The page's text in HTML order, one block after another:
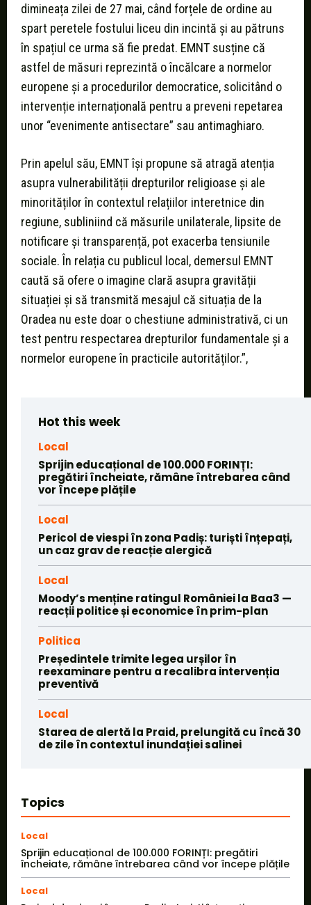
dimineața zilei de 27 mai, când forțele de ordine au
spart peretele fostului liceu din incintă și au pătruns
în spațiul ce urma să fie predat. EMNT susține că
astfel de măsuri reprezintă o încălcare a normelor
europene și a procedurilor democratice, solicitând o
intervenție internațională pentru a preveni repetarea
unor “evenimente antisectare” sau antimaghiaro.
Prin apelul său, EMNT își propune să atragă atenția
asupra vulnerabilității drepturilor religioase și ale
minorităților în contextul relațiilor interetnice din
regiune, subliniind că măsurile unilaterale, lipsite de
notificare și transparență, pot exacerba tensiunile
sociale. În relația cu publicul local, demersul EMNT
caută să ofere o imagine clară asupra gravității
situației și să transmită mesajul că situația de la
Oradea nu este doar o chestiune administrativă, ci un
test pentru respectarea drepturilor fundamentale și a
normelor europene în practicile autorităților.”,
Hot this week
Local
Sprijin educațional de 100.000 FORINȚI:
pregătiri încheiate, rămâne întrebarea când
vor începe plățile
Local
Pericol de viespi în zona Padiș: turiști înțepați,
un caz grav de reacție alergică
Local
Moody’s menține ratingul României la Baa3 —
reacții politice și economice în prim-plan
Politica
Președintele trimite legea urșilor în
reexaminare pentru a recalibra intervenția
preventivă
Local
Starea de alertă la Praid, prelungită cu încă 30
de zile în contextul inundației salinei
Topics
Local
Sprijin educațional de 100.000 FORINȚI: pregătiri
încheiate, rămâne întrebarea când vor începe plățile
Local